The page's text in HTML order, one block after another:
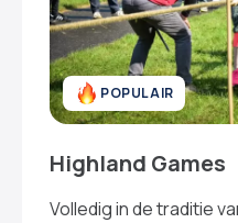
POPULAIR
Highland Games
Volledig in de traditie